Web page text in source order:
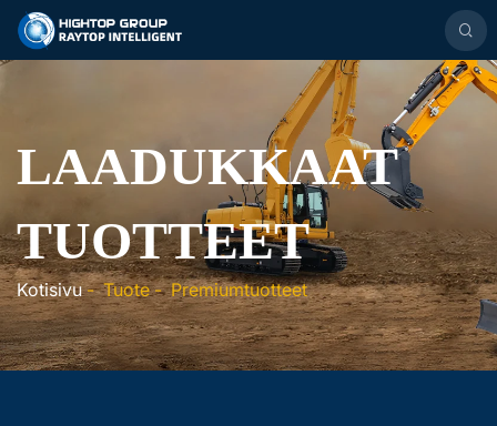
LAADUKKAAT
TUOTTEET
Kotisivu-Tuote-Premiumtuotteet